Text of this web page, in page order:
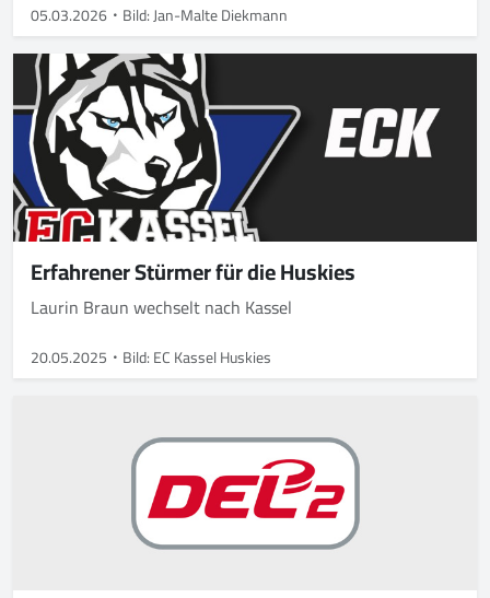
05.03.2026 Bild: Jan-Malte Diekmann
Erfahrener Stürmer für die Huskies
Laurin Braun wechselt nach Kassel
20.05.2025 Bild: EC Kassel Huskies